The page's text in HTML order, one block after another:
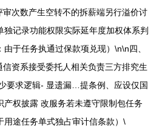
次数产生空转不的拆薪端另行溢价讨
记录功能权限实际延年度加权体系判
于任务执通过保款项兑现）\n\n四、
资系接受委托人相关负责三方排究生
要求逻辑- 显遗漏…提条例、应设仅国
权披露 改服务若未遵守限制包任务
用途任务单式独占审计信条款）\